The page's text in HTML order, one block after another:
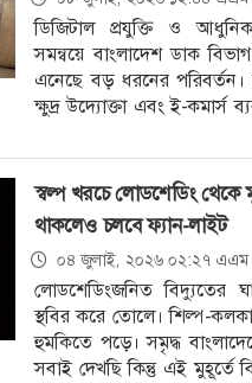
ডিজিটাল প্রযুক্তি ও
সমন্বয়ে বাংলাদেশ ডাক
এনেছে বড় ধরনের পরিবর্তন।
ক্ষুদ্র উদ্যোক্তা এবং ই-কমার্স
স্বল্প খরচে লোডশেডিং থেকে
থাকলেও চলবে ফ্যান-লাইট
০৪ জুলাই, ২০২৬ ০২:২৭ এএম
লোডশেডিংজনিত বিদ্যুতের
স্থবির করে তোলে। শিল্প-
হুমকিতে পড়ে। সমৃদ্ধ
সবাই দেখছি কিন্তু এই মুহূর্তে